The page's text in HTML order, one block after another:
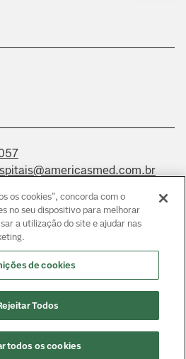
Dr. João Paulo Muaccad Gama
os cookies", concorda com o
no seu dispositivo para melhorar
a utilização do site e ajudar nas
de cookies
Todos
todos os cookies